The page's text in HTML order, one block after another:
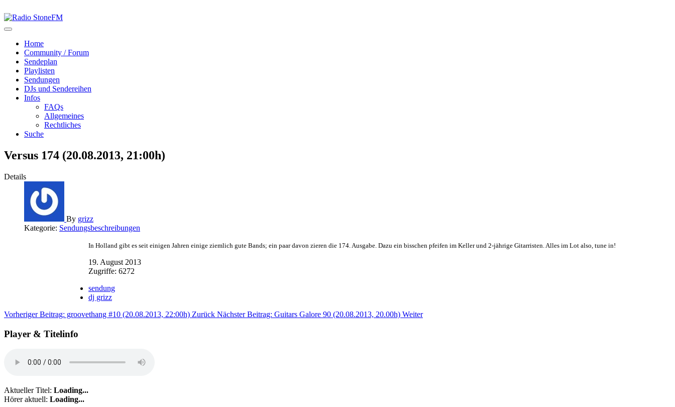
Home
Community / Forum
Sendeplan
Playlisten
Sendungen
DJs und Sendereihen
Infos
FAQs
Allgemeines
Rechtliches
Suche
Versus 174 (20.08.2013, 21:00h)
Details
By grizz
Kategorie: Sendungsbeschreibungen
In Holland gibt es seit einigen Jahren einige ziemlich gute Bands; ein paar davon zieren die 174. Ausgabe. Dazu ein bisschen pfeifen im Keller und 2-jährige Gitarristen. Alles im Lot also, tune in!
19. August 2013
Zugriffe: 6272
sendung
dj grizz
Vorheriger Beitrag: groovethang #10 (20.08.2013, 22:00h) Zurück Nächster Beitrag: Guitars Galore 90 (20.08.2013, 20.00h) Weiter
Player & Titelinfo
Aktueller Titel: Loading...
Hörer aktuell: Loading...